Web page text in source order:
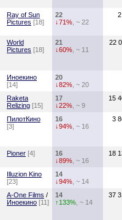
Ray of Sun
Pictures [18]
22
↓71% , ~ 22
World
Pictures [18]
21
↓60% , ~ 11
22
Иноекино
[14]
20
↓82% , ~ 20
Raketa
Relizing [15]
17
↓22% , ~ 9
15
ПилотКино
[3]
16
↓94% , ~ 16
3
Pioner [4]
16
↓89% , ~ 16
18
Illuzion Kino
[23]
14
↓94% , ~ 14
A-One Films /
Иноекино [11]
14
↑133% , ~ 14
37